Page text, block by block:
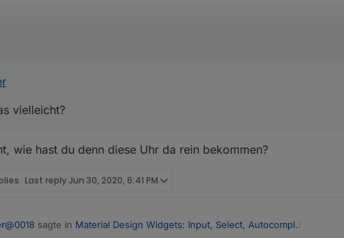
vielleicht?
wie hast du denn diese Uhr da rein bekommen?
Last replyJun 30, 2020, 6:41 PM
@0018 sagte in Material Design Widgets: Input, Select, Autocompl.: